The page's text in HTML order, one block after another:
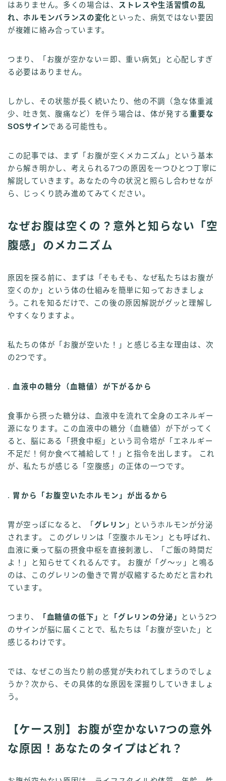
はありません。多くの場合は、
ストレスや生活習慣の乱
れ、ホルモンバランスの変化 といった、病気ではない要因
が複雑に絡み合っています。
つまり、「お腹が空かない＝即、重い病気」と心配しすぎ
る必要はありません。
しかし、その状態が長く続いたり、他の不調（急な体重減
少、吐き気、腹痛など）を伴う場合は、体が発する重要な
SOSサインである可能性も。
この記事では、まず「お腹が空くメカニズム」という基本
から解き明かし、考えられる7つの原因を一つひとつ丁寧に
解説していきます。あなたの今の状況と照らし合わせなが
ら、じっくり読み進めてみてください。
なぜお腹は空くの？意外と知らない「空
腹感」のメカニズム
原因を探る前に、まずは「そもそも、なぜ私たちはお腹が
空くのか」という体の仕組みを簡単に知っておきましょ
う。これを知るだけで、この後の原因解説がグッと理解し
やすくなりますよ。
私たちの体が「お腹が空いた！」と感じる主な理由は、次
の2つです。
. 血液中の糖分（血糖値）が下がるから
食事から摂った糖分は、血液中を流れて全身のエネルギー
源になります。この血液中の糖分（血糖値）が下がってく
ると、脳にある「摂食中枢」という司令塔が「エネルギー
不足だ！何か食べて補給して！」と指令を出します。 これ
が、私たちが感じる「空腹感」の正体の一つです。
. 胃から「お腹空いたホルモン」が出るから
胃が空っぽになると、「 グレリン 」というホルモンが分泌
されます。 このグレリンは「空腹ホルモン」とも呼ばれ、
血液に乗って脳の摂食中枢を直接刺激し、「ご飯の時間だ
よ！」と知らせてくれるんです。 お腹が「グ～ッ」と鳴る
のは、このグレリンの働きで胃が収縮するためだと言われ
ています。
つまり、 「血糖値の低下」 と 「グレリンの分泌」
という2つ
のサインが脳に届くことで、私たちは「お腹が空いた」と
感じるわけです。
では、なぜこの当たり前の感覚が失われてしまうのでしょ
うか？次から、その具体的な原因を深掘りしていきましょ
う。
【ケース別】お腹が空かない7つの意外
な原因！あなたのタイプはどれ？